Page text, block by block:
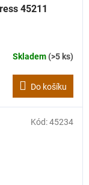
45211
Skladem(>5 ks)
Do košíku
Kód:45234